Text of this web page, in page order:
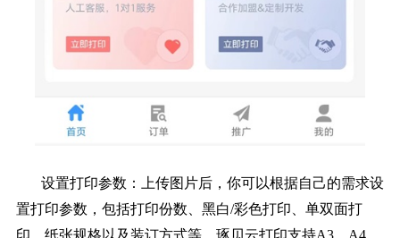
设置打印参数：上传图片后，你可以根据自己的需求设
置打印参数，包括打印份数、黑白/彩色打印、单双面打
印、纸张规格以及装订方式等。琢贝云打印支持A3、A4、